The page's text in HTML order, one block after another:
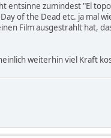
entsinne zumindest "El
of the Dead etc. ja mal
Film ausgestrahlt hat,
weiterhin viel Kraft